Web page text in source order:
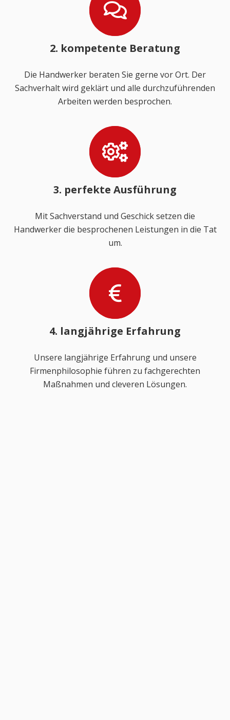
2. kompetente Beratung
Die Handwerker beraten Sie gerne vor Ort. Der
Sachverhalt wird geklärt und alle durchzuführenden
Arbeiten werden besprochen.
3. perfekte Ausführung
Mit Sachverstand und Geschick setzen die
Handwerker die besprochenen Leistungen in die Tat
um.
4. langjährige Erfahrung
Unsere langjährige Erfahrung und unsere
Firmenphilosophie führen zu fachgerechten
Maßnahmen und cleveren Lösungen.